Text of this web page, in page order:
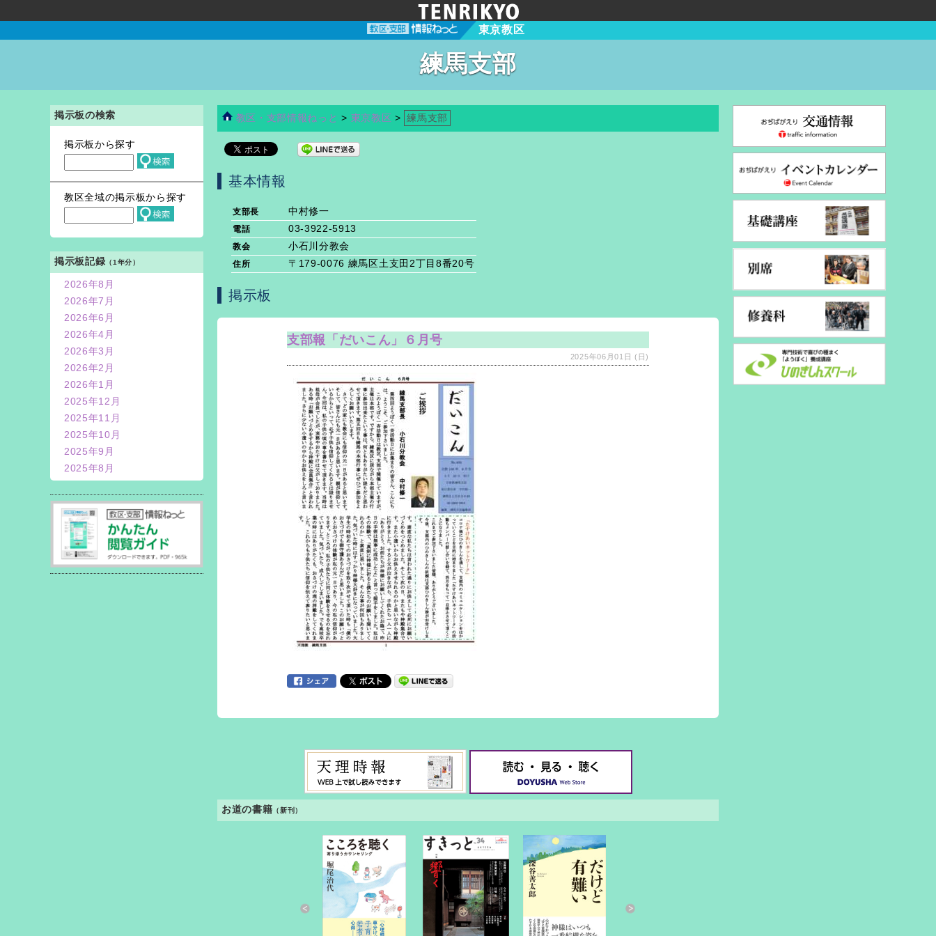
東京教区
練馬支部
教区・支部情報ねっと > 東京教区 > 練馬支部
基本情報
支部長 中村修一
電話 03-3922-5913
教会 小石川分教会
住所 〒179-0076 練馬区土支田2丁目8番20号
掲示板
支部報「だいこん」６月号
2025年06月01日 (日)
掲示板の検索
掲示板から探す
教区全域の掲示板から探す
掲示板記録 （1年分）
2026年8月
2026年7月
2026年6月
2026年4月
2026年3月
2026年2月
2026年1月
2025年12月
2025年11月
2025年10月
2025年9月
2025年8月
お道の書籍 （新刊）